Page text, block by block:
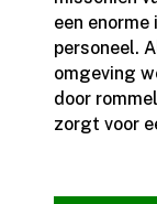
een enorme
personeel.​
omgeving
door
zorgt voor